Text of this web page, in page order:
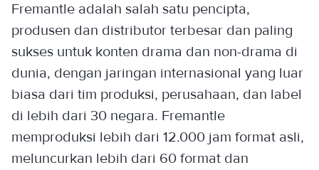
Fremantle adalah salah satu pencipta,
produsen dan distributor terbesar dan paling
sukses untuk konten drama dan non-drama di
dunia, dengan jaringan internasional yang luar
biasa dari tim produksi, perusahaan, dan label
di lebih dari 30 negara. Fremantle
memproduksi lebih dari 12.000 jam format asli,
meluncurkan lebih dari 60 format dan